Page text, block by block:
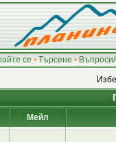
се • Търсене •
Мейл